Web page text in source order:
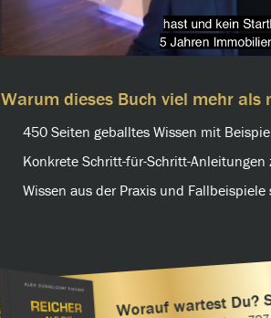
Warum dieses Buch viel mehr als
450 Seiten geballtes Wissen mit
Konkrete Schritt-für-Schritt-Anleitungen
Wissen aus der Praxis und
Worauf wartest Du?